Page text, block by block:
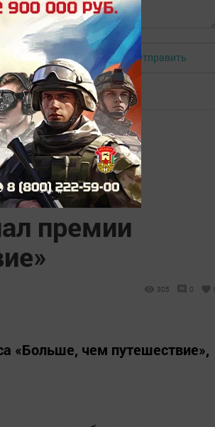
Авторизоваться Отправить
премии
305 0
«Больше, чем путешествие»,